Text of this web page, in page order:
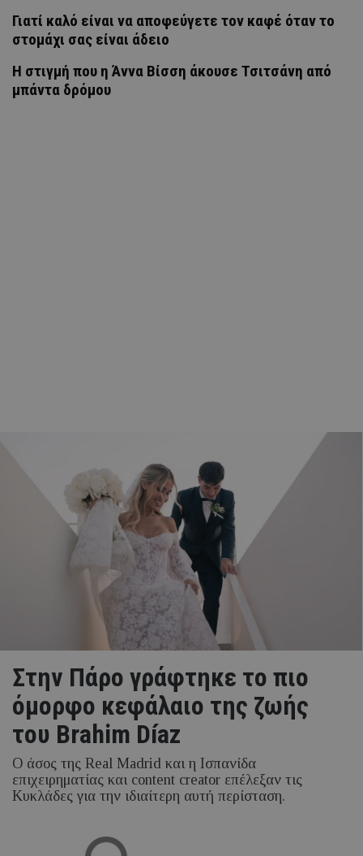
Γιατί καλό είναι να αποφεύγετε τον καφέ όταν το
στομάχι σας είναι άδειο
H στιγμή που η Άννα Βίσση άκουσε Τσιτσάνη από
μπάντα δρόμου
Στην Πάρο γράφτηκε το πιο
όμορφο κεφάλαιο της ζωής
του Brahim Díaz
Ο άσος της Real Madrid και η Ισπανίδα
επιχειρηματίας και content creator επέλεξαν τις
Κυκλάδες για την ιδιαίτερη αυτή περίσταση.